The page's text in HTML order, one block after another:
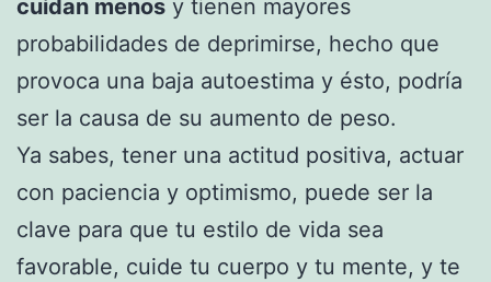
cuidan menos y tienen mayores
probabilidades de deprimirse, hecho que
provoca una baja autoestima y ésto, podría
ser la causa de su aumento de peso.
Ya sabes, tener una actitud positiva, actuar
con paciencia y optimismo, puede ser la
clave para que tu estilo de vida sea
favorable, cuide tu cuerpo y tu mente, y te